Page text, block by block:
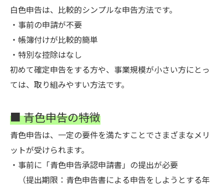
白色申告は、比較的シンプルな申告方法です。
・事前の申請が不要
・帳簿付けが比較的簡単
・特別な控除はなし
初めて確定申告をする方や、事業規模が小さい方にとっ
ては、取り組みやすい方法です。
■ 青色申告の特徴
青色申告は、一定の要件を満たすことでさまざまなメリ
ットが受けられます。
・事前に「青色申告承認申請書」の提出が必要
（提出期限： 青色申告書による申告をしようとする年